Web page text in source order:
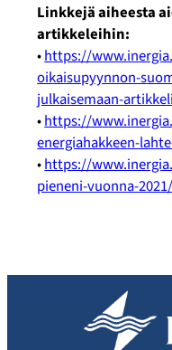
Linkkejä aiheesta
artikkeleihin:
•https://
oikaisupyynnon-
julkaisemaan-
•https://
energiahakkeen-
•https://
pieneni-vuonna-2021/